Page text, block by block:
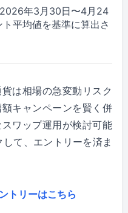
年3月30日〜4月24
平均値を基準に算出さ
は相場の急変動リスク
キャンペーンを賢く併
ワップ運用が検討可能
て、エントリーを済ま
トリーはこちら